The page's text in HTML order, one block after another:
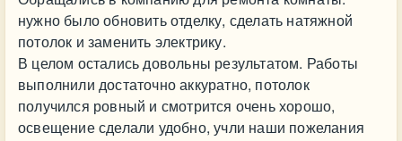
нужно было обновить отделку, сделать натяжной
потолок и заменить электрику.
В целом остались довольны результатом. Работы
выполнили достаточно аккуратно, потолок
получился ровный и смотрится очень хорошо,
освещение сделали удобно, учли наши пожелания